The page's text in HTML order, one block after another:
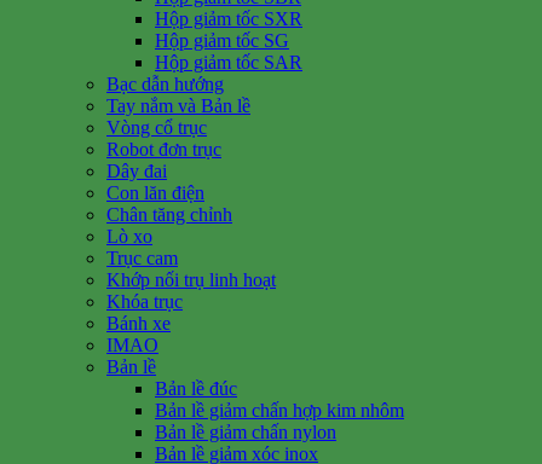
Hộp giảm tốc SXR
Hộp giảm tốc SG
Hộp giảm tốc SAR
Bạc dẫn hướng
Tay nắm và Bản lề
Vòng cổ trục
Robot đơn trục
Dây đai
Con lăn điện
Chân tăng chỉnh
Lò xo
Trục cam
Khớp nối trụ linh hoạt
Khóa trục
Bánh xe
IMAO
Bản lề
Bản lề đúc
Bản lề giảm chấn hợp kim nhôm
Bản lề giảm chấn nylon
Bản lề giảm xóc inox